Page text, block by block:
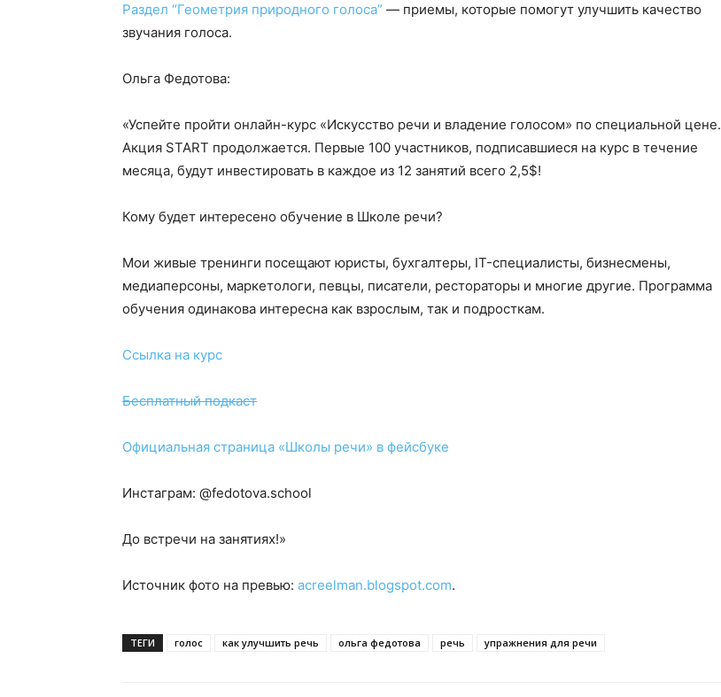
Раздел “Геометрия природного голоса” — приемы, которые помогут улучшить качество
звучания голоса.
Ольга Федотова:
«Успейте пройти онлайн-курс «Искусство речи и владение голосом» по специальной цене.
Акция START продолжается. Первые 100 участников, подписавшиеся на курс в течение
месяца, будут инвестировать в каждое из 12 занятий всего 2,5$!
Кому будет интересено обучение в Школе речи?
Мои живые тренинги посещают юристы, бухгалтеры, IT-специалисты, бизнесмены,
медиаперсоны, маркетологи, певцы, писатели, рестораторы и многие другие. Программа
обучения одинакова интересна как взрослым, так и подросткам.
Ссылка на курс
Бесплатный подкаст
Официальная страница «Школы речи» в фейсбуке
Инстаграм: @fedotova.school
До встречи на занятиях!»
Источник фото на превью: acreelman.blogspot.com.
ТЕГИ голос как улучшить речь ольга федотова речь упражнения для речи